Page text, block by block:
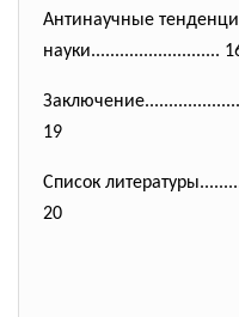
Антинаучные
науки...........................
Заключение....................
19
Список
20